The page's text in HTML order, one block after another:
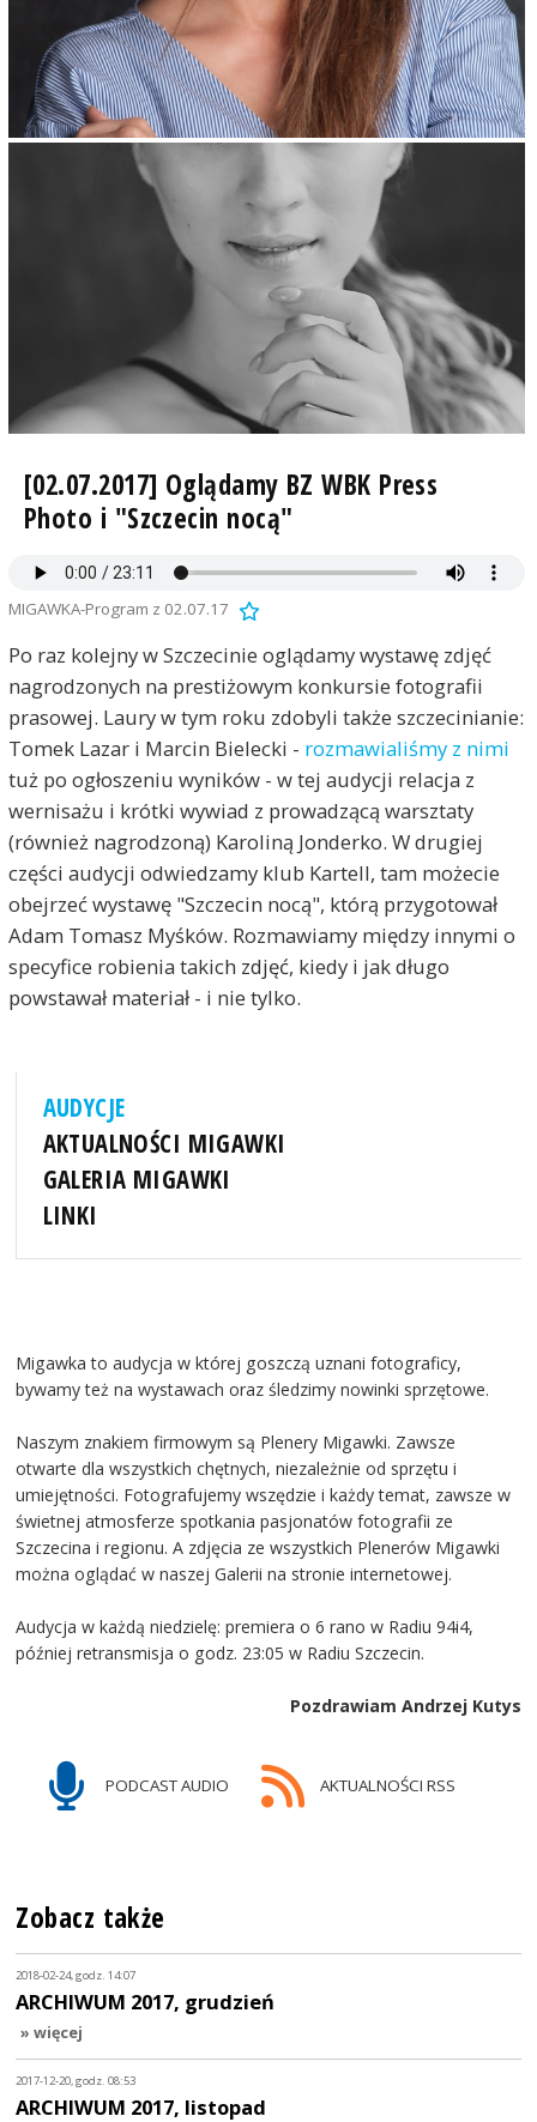
[02.07.2017] Oglądamy BZ WBK Press
Photo i "Szczecin nocą"
MIGAWKA-Program z 02.07.17
Po raz kolejny w Szczecinie oglądamy wystawę zdjęć
nagrodzonych na prestiżowym konkursie fotografii
prasowej. Laury w tym roku zdobyli także szczecinianie:
Tomek Lazar i Marcin Bielecki - rozmawialiśmy z nimi
tuż po ogłoszeniu wyników - w tej audycji relacja z
wernisażu i krótki wywiad z prowadzącą warsztaty
(również nagrodzoną) Karoliną Jonderko. W drugiej
części audycji odwiedzamy klub Kartell, tam możecie
obejrzeć wystawę "Szczecin nocą", którą przygotował
Adam Tomasz Myśków. Rozmawiamy między innymi o
specyfice robienia takich zdjęć, kiedy i jak długo
powstawał materiał - i nie tylko.
AUDYCJE
AKTUALNOŚCI MIGAWKI
GALERIA MIGAWKI
LINKI
Migawka to audycja w której goszczą uznani fotograficy,
bywamy też na wystawach oraz śledzimy nowinki sprzętowe.
Naszym znakiem firmowym są Plenery Migawki. Zawsze
otwarte dla wszystkich chętnych, niezależnie od sprzętu i
umiejętności. Fotografujemy wszędzie i każdy temat, zawsze w
świetnej atmosferze spotkania pasjonatów fotografii ze
Szczecina i regionu. A zdjęcia ze wszystkich Plenerów Migawki
można oglądać w naszej Galerii na stronie internetowej.
Audycja w każdą niedzielę: premiera o 6 rano w Radiu 94i4,
później retransmisja o godz. 23:05 w Radiu Szczecin.
Pozdrawiam Andrzej Kutys
PODCAST AUDIO AKTUALNOŚCI RSS
Zobacz także
2018-02-24, godz. 14:07
ARCHIWUM 2017, grudzień
» więcej
2017-12-20, godz. 08:53
ARCHIWUM 2017, listopad